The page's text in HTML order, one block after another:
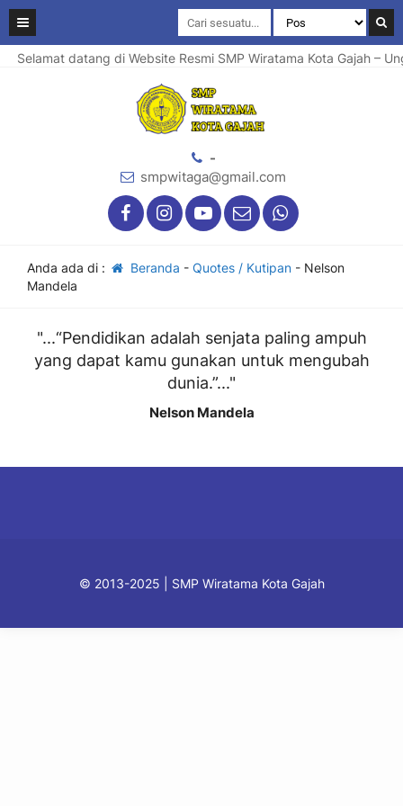
Selamat datang di Website Resmi SMP Wiratama Kota Gajah –
-
smpwitaga@gmail.com
Anda ada di : Beranda - Quotes / Kutipan- Nelson
Mandela
"...“Pendidikan adalah senjata paling ampuh
yang dapat kamu gunakan untuk mengubah
dunia.”..."
Nelson Mandela
© 2013-2025 | SMP Wiratama Kota Gajah